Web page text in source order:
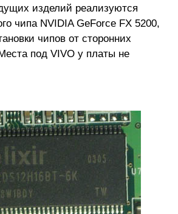
изделий реализуются
чипа NVIDIA GeForce FX 5200,
чипов от сторонних
под VIVO у платы не